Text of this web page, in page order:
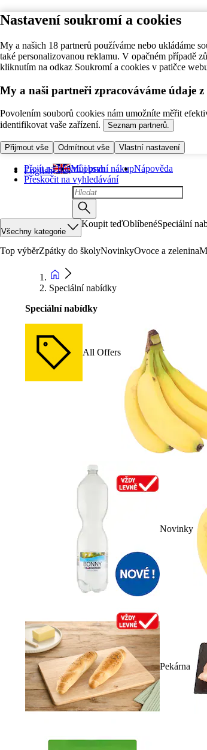
Nastavení soukromí a cookies
My a našich 18 partnerů používáme nebo ukládáme
také personalizovanou reklamu. V opačném případě
kliknutím na odkaz Soukromí a cookies v patičce
My a naši partneři zpracováváme údaje
Povolením souborů cookies nám umožníte měřit
identifikovat vaše zařízení.
Seznam partnerů.
Přijmout vše Odmítnout vše Vlastní nastavení
Přejít na hlavní obsah
Přeskočit na vyhledávání
English Můj první nákupNápověda
Všechny kategorie
Koupit teďOblíbenéSpeciální
Top výběrZpátky do školyNovinkyOvoce a zelenina
Speciální nabídky
Speciální nabídky
All Offers
Novinky
Pekárna